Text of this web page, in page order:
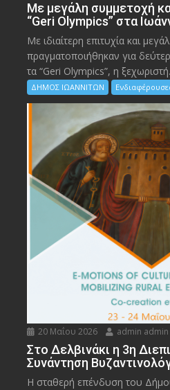
Με μεγάλη συμμετοχή
“Geri Olympics” στα
Με ιδιαίτερη επιτυχία και
πραγματοποιήθηκαν για
τα “Geri Olympics”, η
ΔΗΜΟΣ ΙΩΑΝΝΙΤΩΝ
20 Μαΐου 2026 admin admin
Στο Δελβινάκι η 3η
Συνάντηση
Η σταθερή επένδυση του